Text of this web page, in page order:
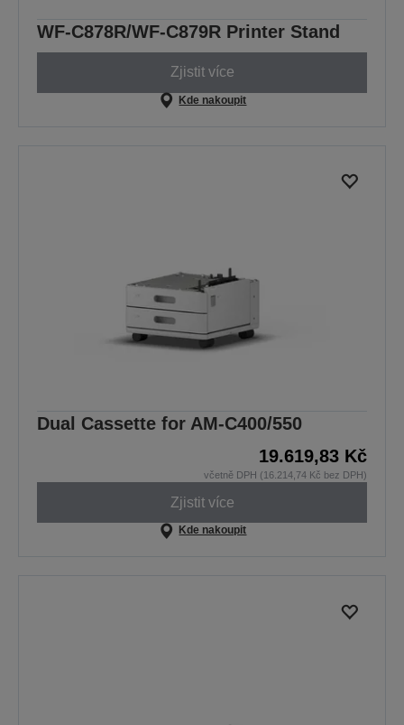
WF-C878R/WF-C879R Printer Stand
Zjistit více
Kde nakoupit
Dual Cassette for AM-C400/550
19.619,83 Kč
včetně DPH (16.214,74 Kč bez DPH)
Zjistit více
Kde nakoupit